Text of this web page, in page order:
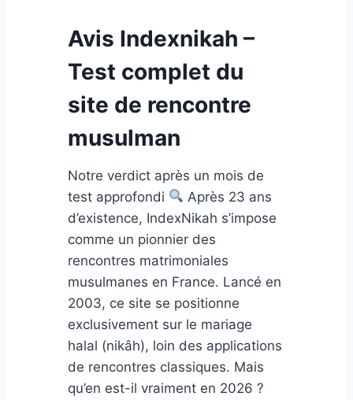
Avis Indexnikah –
Test complet du
site de rencontre
musulman
Notre verdict après un mois de
test approfondi
Après 23 ans
d’existence, IndexNikah s’impose
comme un pionnier des
rencontres matrimoniales
musulmanes en France. Lancé en
2003, ce site se positionne
exclusivement sur le mariage
halal (nikâh), loin des applications
de rencontres classiques. Mais
qu’en est-il vraiment en 2026 ?